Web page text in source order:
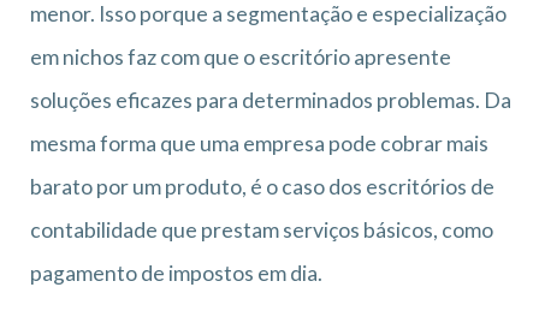
menor. Isso porque a segmentação e especialização
em nichos faz com que o escritório apresente
soluções eficazes para determinados problemas. Da
mesma forma que uma empresa pode cobrar mais
barato por um produto, é o caso dos escritórios de
contabilidade que prestam serviços básicos, como
pagamento de impostos em dia.